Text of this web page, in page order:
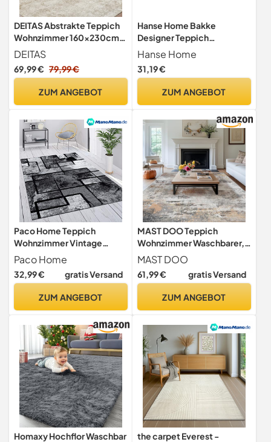
DEITAS Abstrakte Teppich
Wohnzimmer 160x230cm,
Ultraweicher Waschbarer
Kurzfloriger Teppich,
Großer Flächenteppich Mit
Großer für Schlafzimmer
DEITAS
69,99 € 79,99 €
ZUM ANGEBOT
Hanse Home Bakke
Designer Teppich
Wohnzimmer – Kurzflor
Modern, Geometrisches
Rauten Muster,
Wohnzimmerteppich für
Jugendzimmer, Flur, Küche
– Creme, 120x170cm
Hanse Home
31,19 €
ZUM ANGEBOT
Paco Home Teppich
Wohnzimmer Vintage
Kurzflor Schlafzimmer
Geometrisches Design
Modern, Grösse:120x170
Paco Home
32,99 € gratis Versand
ZUM ANGEBOT
MAST DOO Teppich
Wohnzimmer Waschbarer,
Moderner Kurzflor Teppich
Großer, Abstrakte
Schlafzimmer Teppiche
Design für Esszimmer Büro
160x230cm
MAST DOO
61,99 € gratis Versand
ZUM ANGEBOT
Homaxy Hochflor Waschbar
the carpet Everest -